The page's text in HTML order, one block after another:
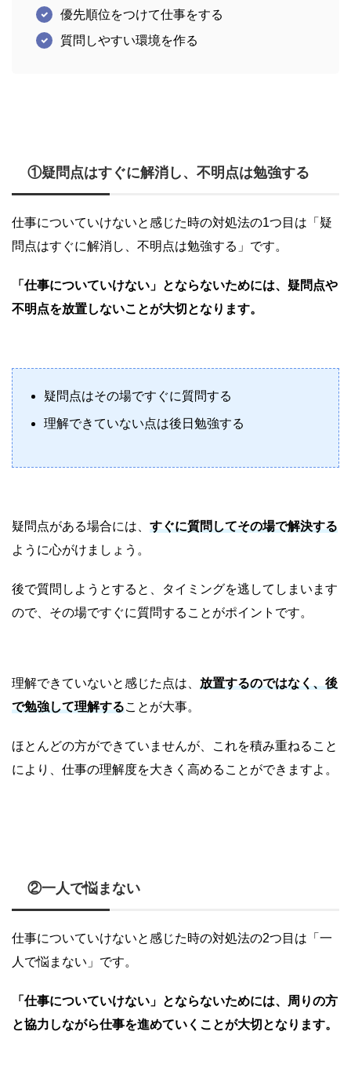
優先順位をつけて仕事をする
質問しやすい環境を作る
①疑問点はすぐに解消し、不明点は勉強する
仕事についていけないと感じた時の対処法の1つ目は「疑
問点はすぐに解消し、不明点は勉強する」です。
「仕事についていけない」とならないためには、疑問点や
不明点を放置しないことが大切となります。
疑問点はその場ですぐに質問する
理解できていない点は後日勉強する
疑問点がある場合には、 すぐに質問してその場で解決する
ように心がけましょう。
後で質問しようとすると、タイミングを逃してしまいます
ので、その場ですぐに質問することがポイントです。
理解できていないと感じた点は、 放置するのではなく、後
で勉強して理解することが大事。
ほとんどの方ができていませんが、これを積み重ねること
により、仕事の理解度を大きく高めることができますよ。
②一人で悩まない
仕事についていけないと感じた時の対処法の2つ目は「一
人で悩まない」です。
「仕事についていけない」とならないためには、周りの方
と協力しながら仕事を進めていくことが大切となります。